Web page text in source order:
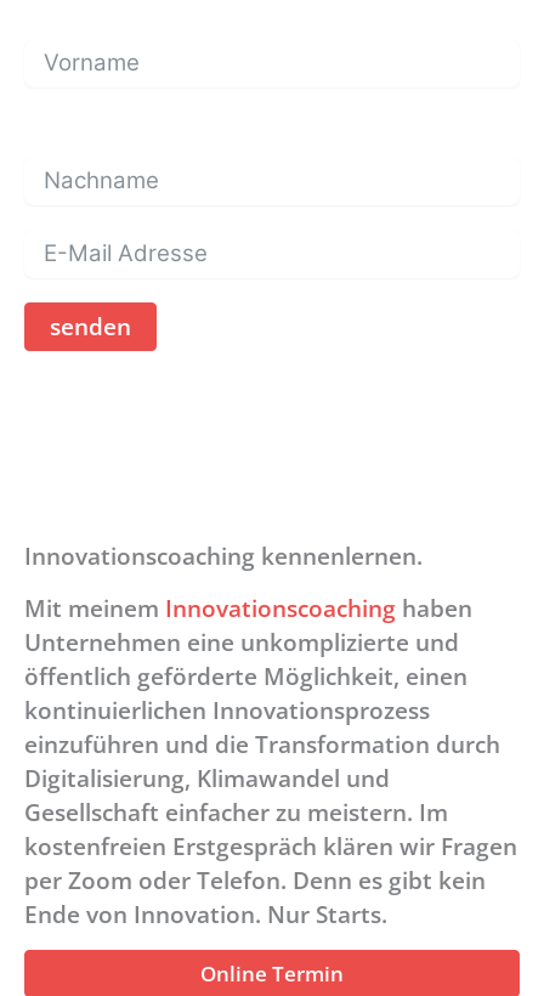
senden
Innovationscoaching kennenlernen.
Mit meinem Innovationscoaching haben
Unternehmen eine unkomplizierte und
öffentlich geförderte Möglichkeit, einen
kontinuierlichen Innovationsprozess
einzuführen und die Transformation durch
Digitalisierung, Klimawandel und
Gesellschaft einfacher zu meistern. Im
kostenfreien Erstgespräch klären wir Fragen
per Zoom oder Telefon. Denn es gibt kein
Ende von Innovation. Nur Starts.
Online Termin